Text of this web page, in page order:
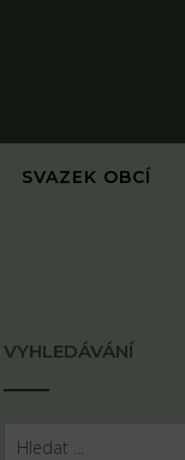
SVAZEK OBCÍ
VYHLEDÁVÁNÍ